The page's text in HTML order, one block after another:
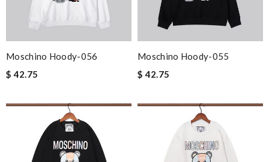
Moschino Hoody-056
$ 42.75
Moschino Hoody-055
$ 42.75